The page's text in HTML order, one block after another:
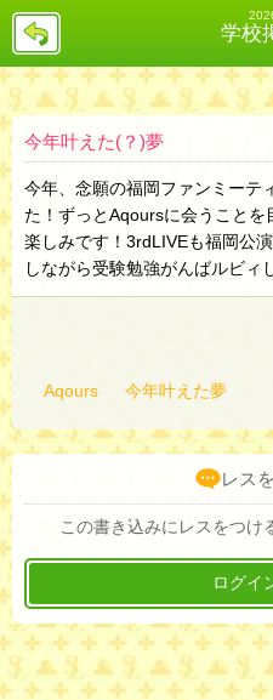
学校
戻
今年叶えた(？)夢
今年、念願の福岡ファンミーテ
た！ずっとAqoursに会うことを
楽しみです！3rdLIVEも福岡公
しながら受験勉強がんばルビィ
Aqours 今年叶えた夢
レス
この書き込みにレスをつけ
ログイ